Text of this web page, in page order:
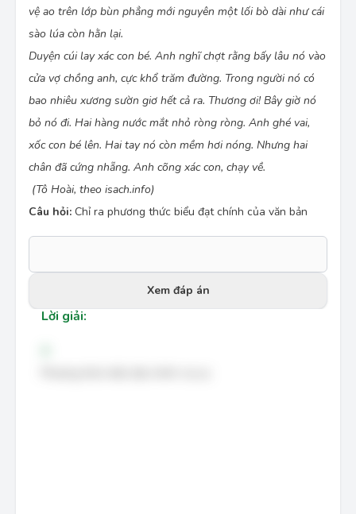
vệ ao trên lớp bùn phẳng mới nguyên một lối bò dài như cái
sào lúa còn hằn lại.
Duyện cúi lay xác con bé. Anh nghĩ chợt rằng bấy lâu nó vào
cửa vợ chồng anh, cực khổ trăm đường. Trong người nó có
bao nhiêu xương sườn giơ hết cả ra. Thương ơi! Bây giờ nó
bỏ nó đi. Hai hàng nước mắt nhỏ ròng ròng. Anh ghé vai,
xốc con bé lên. Hai tay nó còn mềm hơi nóng. Nhưng hai
chân đã cứng nhẵng. Anh cõng xác con, chạy về.
(Tô Hoài, theo isach.info)
Câu hỏi: Chỉ ra phương thức biểu đạt chính của văn bản
Xem đáp án
Lời giải: